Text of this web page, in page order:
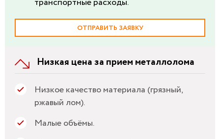
ОТПРАВИТЬ ЗАЯВКУ
Низкая цена за прием металлолома
Низкое качество материала (грязный,
ржавый лом).
Малые объёмы.